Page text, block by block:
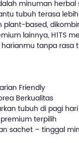
minuman
tubuh terasa
plant-based,
lainnya, H1TS
tanpa rasa
Friendly
Berkualitas
tubuh di pagi hari
terpilih
sachet – tinggal